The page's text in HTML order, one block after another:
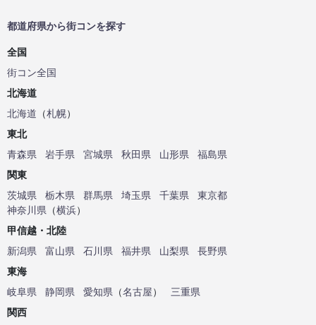
都道府県から街コンを探す
全国
街コン全国
北海道
北海道 （札幌）
東北
青森県
岩手県 宮城県 秋田県 山形県
福島県
関東
茨城県
栃木県 群馬県 埼玉県 千葉県
東京都
神奈川県 （横浜）
甲信越・北陸
新潟県
富山県 石川県 福井県 山梨県
長野県
東海
岐阜県
静岡県 愛知県 （名古屋）
三重県
関西